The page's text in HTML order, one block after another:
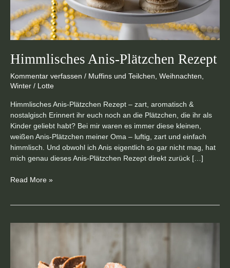
Himmlisches Anis-Plätzchen Rezept
Kommentar verfassen / Muffins und Teilchen Weihnachten
Winter / Lotte
Himmlisches Anis-Plätzchen Rezept – zart, aromatisch &
nostalgisch Erinnert ihr euch noch an die Plätzchen, die ihr als
Kinder geliebt habt? Bei mir waren es immer diese kleinen,
weißen Anis-Plätzchen meiner Oma – luftig, zart und einfach
himmlisch. Und obwohl ich Anis eigentlich so gar nicht mag, hat
mich genau dieses Anis-Plätzchen Rezept direkt zurück […]
Read More »